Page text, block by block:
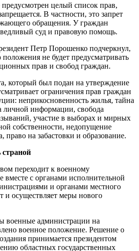
целый список прав,
В частности, это запрет
обращения. У граждан
суд и правовую помощь.
Петр Порошенко подчеркнул,
не будет предусматривать
прав и свобод граждан.
который был подан на утверждение
ограничения прав граждан
неприкосновенность жилья, тайна
личной информации, свобода
участие в выборах и мирных
собственности, недопущение
право на забастовки и образование.
страной
переходит к военному
вместе с органами исполнительной
и органами местного
и осуществляет меры нового
военные администрации на
военное положение. Решение о
принимается президентом
областных государственных